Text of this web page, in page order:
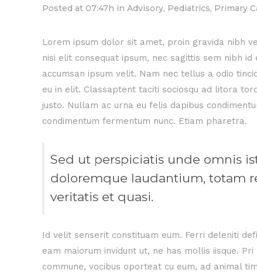
Posted at 07:47h in Advisory, Pediatrics, Primary
Lorem ipsum dolor sit amet, proin gravida nibh
nisi elit consequat ipsum, nec sagittis sem nibh
accumsan ipsum velit. Nam nec tellus a odio
eu in elit. Classaptent taciti sociosqu ad litora
justo. Nullam ac urna eu felis dapibus
condimentum fermentum nunc. Etiam pharetra.
Sed ut perspiciatis unde omnis
doloremque laudantium, totam
veritatis et quasi.
Id velit senserit constituam eum. Ferri deleniti
eam maiorum invidunt ut, ne has mollis iisque.
commune, vocibus oporteat cu eum, ad animal